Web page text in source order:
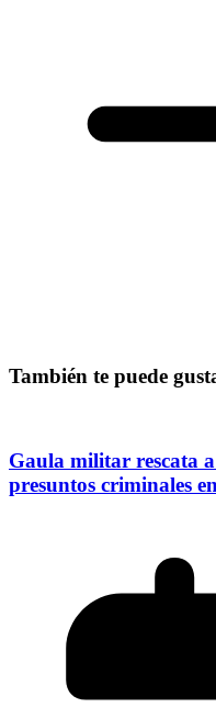
También te puede
Gaula militar rescata
presuntos criminales